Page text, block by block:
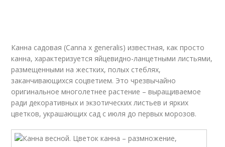
Канна садовая (Canna x generalis) известная, как просто
канна, характеризуется яйцевидно-ланцетными листьями,
размещенными на жестких, полых стеблях,
заканчивающихся соцветием. Это чрезвычайно
оригинальное многолетнее растение – выращиваемое
ради декоративных и экзотических листьев и ярких
цветков, украшающих сад с июля до первых морозов.